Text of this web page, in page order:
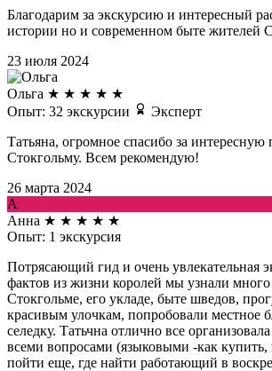
Благодарим за экскурсию и интересный
истории но и современном быте жителей
23 июля 2024
Ольга ★ ★ ★ ★ ★
Опыт: 32 экскурсии
Эксперт
Татьяна, огромное спасибо за интересную
Стокгольму. Всем рекомендую!
26 марта 2024
А
Анна ★ ★ ★ ★ ★
Опыт: 1 экскурсия
Потрясающий гид и очень увлекательная
фактов из жизни королей мы узнали
Стокгольме, его укладе, быте шведов,
красивым улочкам, попробовали местное
селедку. Татьчна отлично все
всеми вопросами (языковыми -как купить,
пойти еще, где найти работающий в